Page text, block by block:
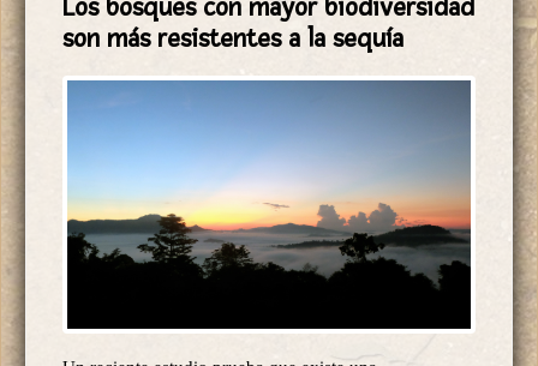
Los bosques con mayor biodiversidad
son más resistentes a la sequía